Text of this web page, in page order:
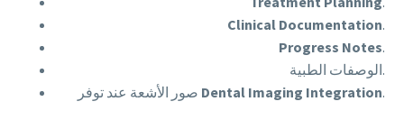
Clinical Documentation.
Progress Notes.
الوصفات الطبية.
Dental Imaging Integration.